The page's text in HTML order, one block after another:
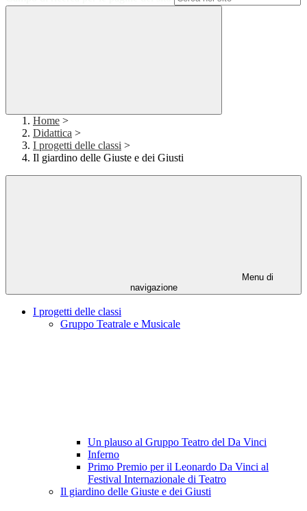
Home >
Didattica >
I progetti delle classi >
Il giardino delle Giuste e dei Giusti
Menu di
navigazione
I progetti delle classi
Gruppo Teatrale e Musicale
Un plauso al Gruppo Teatro del Da Vinci
Inferno
Primo Premio per il Leonardo Da Vinci al
Festival Internazionale di Teatro
Il giardino delle Giuste e dei Giusti